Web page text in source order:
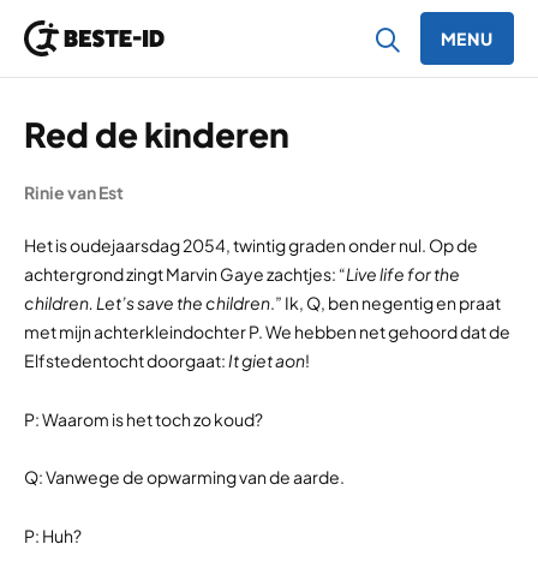
MENU
Red de kinderen
Rinie van Est
Het is oudejaarsdag 2054, twintig graden onder nul. Op de
achtergrond zingt Marvin Gaye zachtjes: “Live life for the
children. Let’s save the children.” Ik, Q, ben negentig en praat
met mijn achterkleindochter P. We hebben net gehoord dat de
Elfstedentocht doorgaat: It giet aon!
P: Waarom is het toch zo koud?
Q: Vanwege de opwarming van de aarde.
P: Huh?